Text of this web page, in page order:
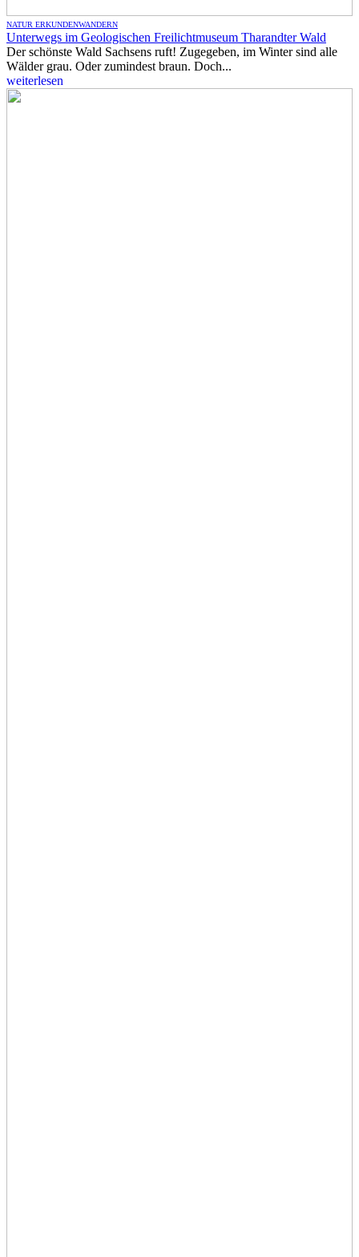
NATUR ERKUNDENWANDERN
Unterwegs im Geologischen Freilichtmuseum Tharandter Wald
Der schönste Wald Sachsens ruft! Zugegeben, im Winter sind alle
Wälder grau. Oder zumindest braun. Doch...
weiterlesen